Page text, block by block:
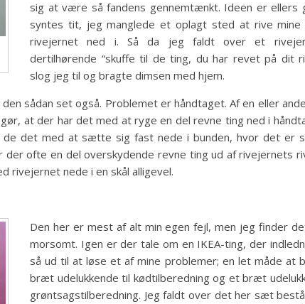
sig at være så fandens gennemtænkt. Ideen er ellers
syntes tit, jeg manglede et oplagt sted at rive mine
rivejernet ned i. Så da jeg faldt over et
dertilhørende “skuffe til de ting, du har revet på dit
slog jeg til og bragte dimsen med hjem.
den sådan set også. Problemet er håndtaget. Af en eller
at der har det med at ryge en del revne ting ned i
de det med at sætte sig fast nede i bunden, hvor det er
ofte en del overskydende revne ting ud af rivejernets
rivejernet nede i en skål alligevel.
Den her er mest af alt min egen fejl, men jeg finder
morsomt. Igen er der tale om en IKEA-ting, der
så ud til at løse et af mine problemer; en let måde at
bræt udelukkende til kødtilberedning og et bræt
grøntsagstilberedning. Jeg faldt over det her sæt